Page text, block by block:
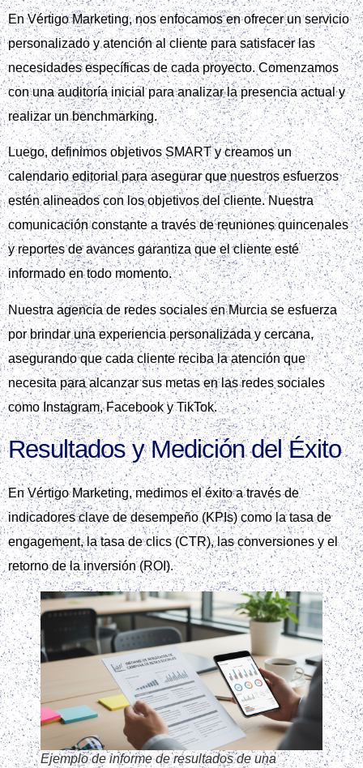
En Vértigo Marketing, nos enfocamos en ofrecer un servicio
personalizado y atención al cliente para satisfacer las
necesidades específicas de cada proyecto. Comenzamos
con una auditoría inicial para analizar la presencia actual y
realizar un benchmarking.
Luego, definimos objetivos SMART y creamos un
calendario editorial para asegurar que nuestros esfuerzos
estén alineados con los objetivos del cliente. Nuestra
comunicación constante a través de reuniones quincenales
y reportes de avances garantiza que el cliente esté
informado en todo momento.
Nuestra agencia de redes sociales en Murcia se esfuerza
por brindar una experiencia personalizada y cercana,
asegurando que cada cliente reciba la atención que
necesita para alcanzar sus metas en las redes sociales
como Instagram, Facebook y TikTok.
Resultados y Medición del Éxito
En Vértigo Marketing, medimos el éxito a través de
indicadores clave de desempeño (KPIs) como la tasa de
engagement, la tasa de clics (CTR), las conversiones y el
retorno de la inversión (ROI).
Ejemplo de informe de resultados de una